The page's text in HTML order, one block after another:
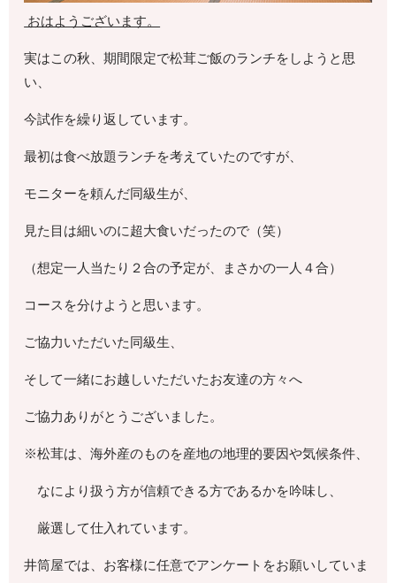
おはようございます。
実はこの秋、期間限定で松茸ご飯のランチをしようと思
い、
今試作を繰り返しています。
最初は食べ放題ランチを考えていたのですが、
モニターを頼んだ同級生が、
見た目は細いのに超大食いだったので（笑）
（想定一人当たり２合の予定が、まさかの一人４合）
コースを分けようと思います。
ご協力いただいた同級生、
そして一緒にお越しいただいたお友達の方々へ
ご協力ありがとうございました。
※松茸は、海外産のものを産地の地理的要因や気候条件、
なにより扱う方が信頼できる方であるかを吟味し、
厳選して仕入れています。
井筒屋では、お客様に任意でアンケートをお願いしていま